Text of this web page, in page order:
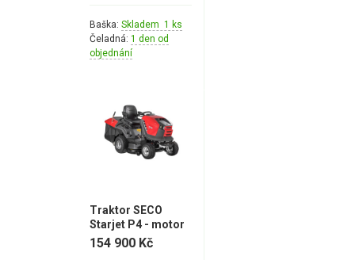
Baška: Skladem 1 ks
Čeladná: 1 den od
objednání
Traktor SECO
Starjet P4 - motor
Briggs & Stratton
154 900 Kč